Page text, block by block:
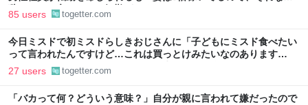
辞める」と言ったら、転勤がなくなった
85 users togetter.com
今日ミスドで初ミスドらしきおじさんに「子どもにミスド食べたい
って言われたんですけど…これは買っとけみたいなのあります
か…？」と尋ねられるイベントが発生して、興奮した
27 users togetter.com
「バカって何？どういう意味？」自分が親に言われて嫌だったので